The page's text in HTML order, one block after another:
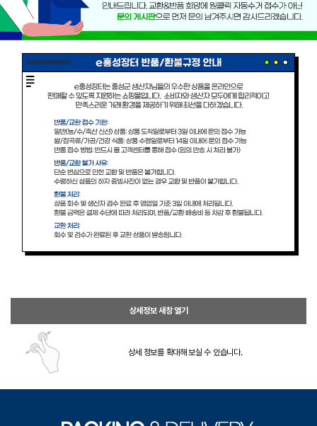
상세정보 새창 열기
상세 정보를 확대해 보실 수 있습니다.